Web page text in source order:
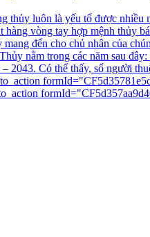
thủy luôn là yếu tố được nhiều
hàng vòng tay hợp mệnh thủy
mang đến cho chủ nhân của
nằm trong các năm sau
2043. Có thể thấy, số người